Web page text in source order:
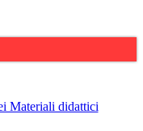
Materiali didattici